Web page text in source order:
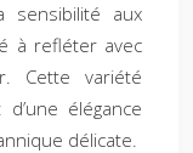
sensibilité aux
à refléter avec
Cette variété
élégance
délicate.